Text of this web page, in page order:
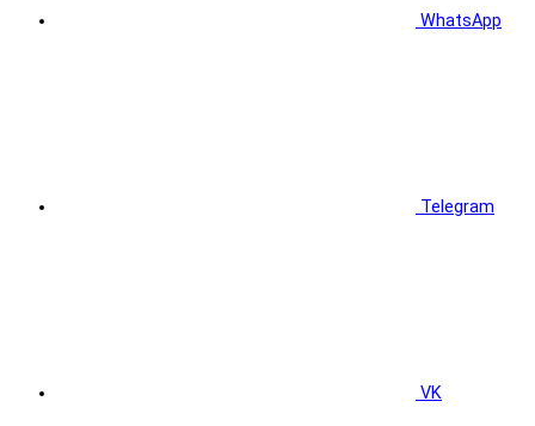
WhatsApp
Telegram
VK